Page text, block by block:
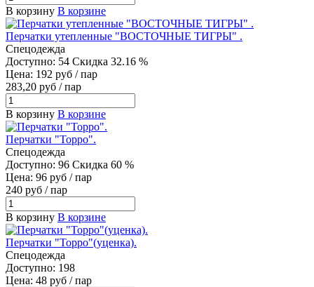
В корзину В корзине
Перчатки утепленные "ВОСТОЧНЫЕ ТИГРЫ" .
Спецодежда
Доступно: 54 Скидка 32.16 %
Цена: 192 руб / пар
283,20 руб / пар
В корзину В корзине
Перчатки "Торро".
Спецодежда
Доступно: 96 Скидка 60 %
Цена: 96 руб / пар
240 руб / пар
В корзину В корзине
Перчатки "Торро"(уценка).
Спецодежда
Доступно: 198
Цена: 48 руб / пар